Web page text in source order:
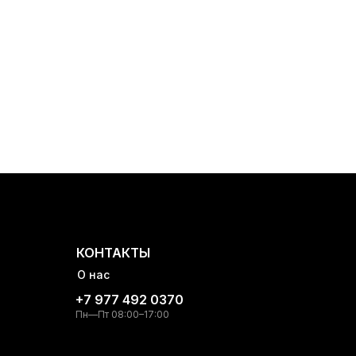
КОНТАКТЫ
+7 977 492 0370
Пн—Пт 08:00–17:00
О нас